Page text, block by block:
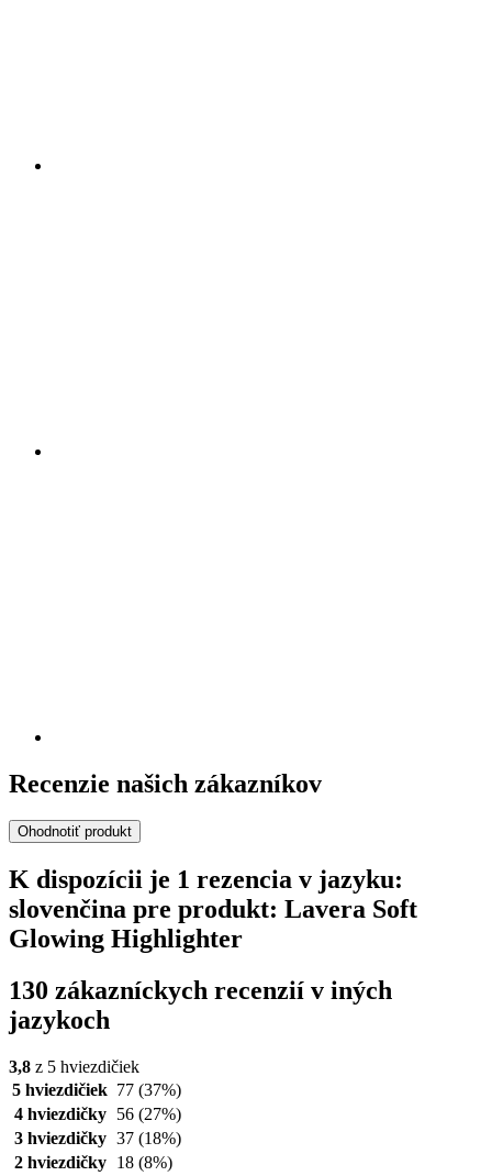
Recenzie našich zákazníkov
Ohodnotiť produkt
K dispozícii je 1 rezencia v jazyku:
slovenčina pre produkt: Lavera Soft
Glowing Highlighter
130 zákazníckych recenzií v iných
jazykoch
3,8 z 5 hviezdičiek
5 hviezdičiek 77 (37%)
4 hviezdičky
56 (27%)
3 hviezdičky 37 (18%)
2 hviezdičky
18 (8%)